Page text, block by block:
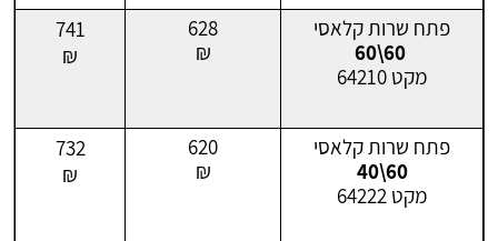
פתח שרות קלאסי
60\60
מקט 64210
628
₪
741
₪
פתח שרות קלאסי
60\40
מקט 64222
620
₪
732
₪